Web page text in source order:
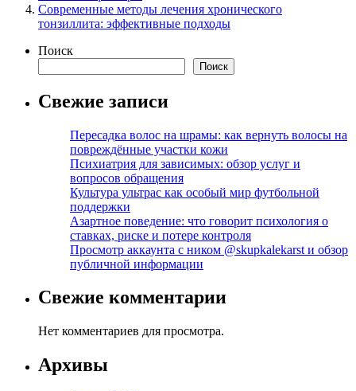
Современные методы лечения хронического
тонзиллита: эффективные подходы
Поиск
Поиск
Свежие записи
Пересадка волос на шрамы: как вернуть волосы на
повреждённые участки кожи
Психиатрия для зависимых: обзор услуг и
вопросов обращения
Культура ультрас как особый мир футбольной
поддержки
Азартное поведение: что говорит психология о
ставках, риске и потере контроля
Просмотр аккаунта с ником @skupkalekarst и обзор
публичной информации
Свежие комментарии
Нет комментариев для просмотра.
Архивы